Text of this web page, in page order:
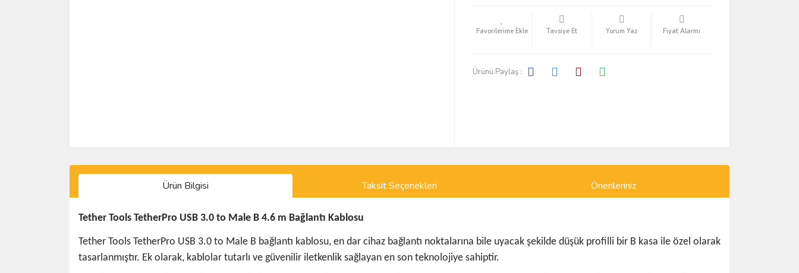
Tavsiye Et Yorum Yaz Fiyat Alarmı
Ürünü Paylaş :
Ürün Bilgisi Taksit Seçenekleri Önerileriniz
Tether Tools TetherPro USB 3.0 to Male B 4.6 m Bağlantı Kablosu
Tether Tools TetherPro USB 3.0 to Male B bağlantı kablosu, en dar cihaz bağlantı noktalarına bile uyacak şekilde düşük profilli bir B kasa ile özel olarak
tasarlanmıştır. Ek olarak, kablolar tutarlı ve güvenilir iletkenlik sağlayan en son teknolojiye sahiptir.